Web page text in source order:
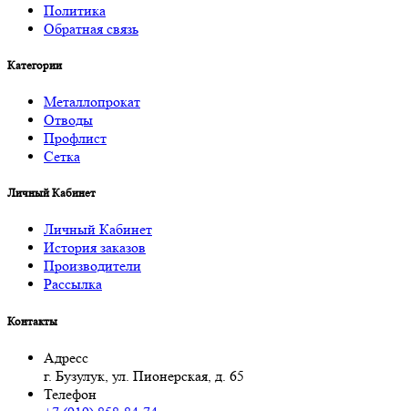
Политика
Обратная связь
Категории
Металлопрокат
Отводы
Профлист
Сетка
Личный Кабинет
Личный Кабинет
История заказов
Производители
Рассылка
Контакты
Адресс
г. Бузулук, ул. Пионерская, д. 65
Телефон